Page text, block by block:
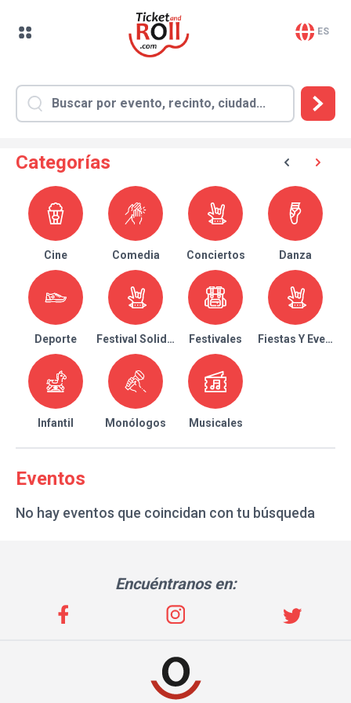
ES
Categorías
Cine Comedia Conciertos Danza
Deporte Festival Solidario Festivales Fiestas Y Eventos
Infantil Monólogos Musicales
Eventos
No hay eventos que coincidan con tu búsqueda
Encuéntranos en: